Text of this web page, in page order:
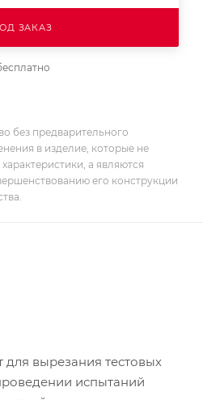
ЗАКАЗ
без предварительного
в изделие, которые не
а являются
его конструкции
вырезания тестовых
испытаний